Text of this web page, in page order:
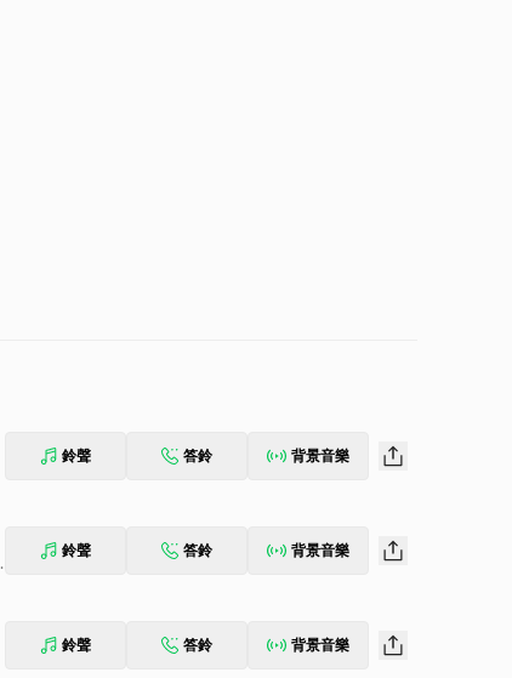
鈴聲 答鈴 背景音樂
鈴聲 答鈴 背景音樂
鈴聲 答鈴 背景音樂